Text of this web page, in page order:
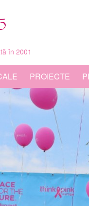
în 2001
PROIECTE